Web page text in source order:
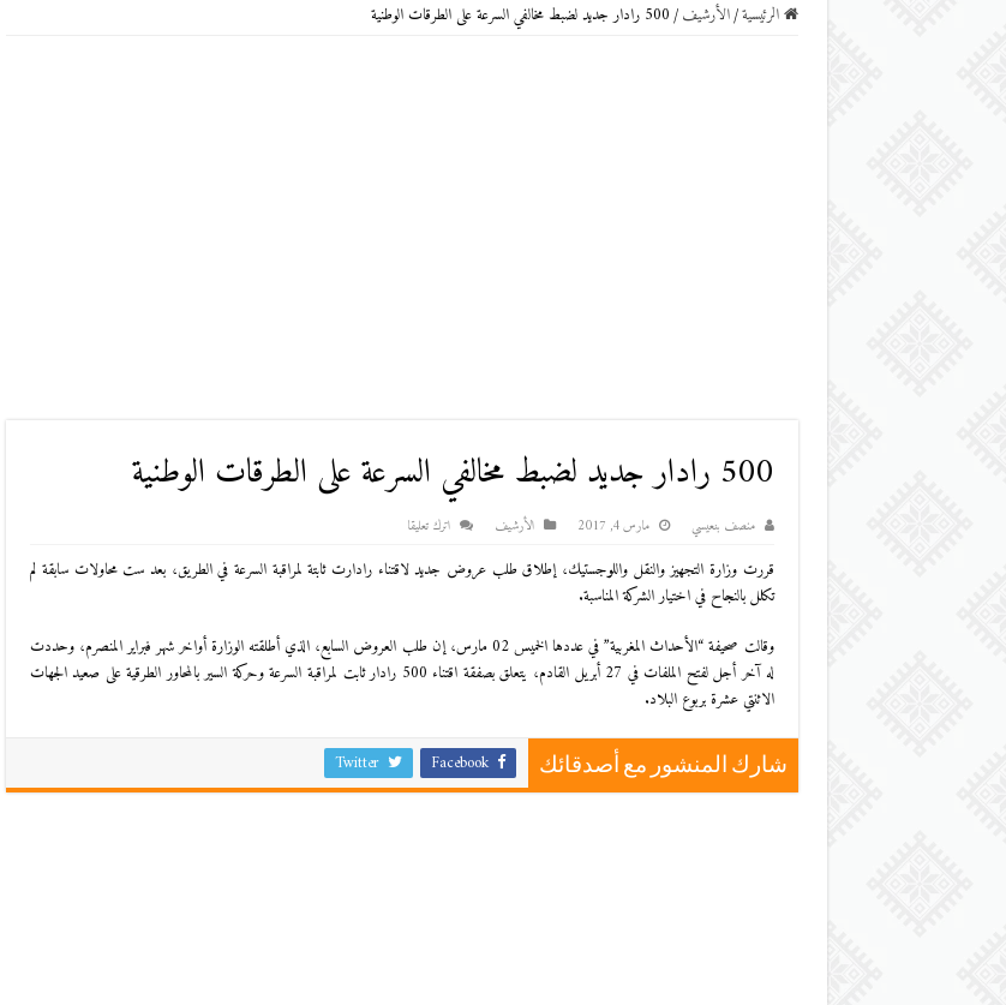
الرئيسية/اﻷرشيف/500 رادار جديد لضبط مخالفي السرعة على الطرقات الوطنية
500 رادار جديد لضبط مخالفي السرعة على الطرقات الوطنية
منصف بنعيسي مارس 4, 2017 اﻷرشيف اترك تعليقا
قررت وزارة التجهيز والنقل واللوجستيك، إطلاق طلب عروض جديد لاقتناء رادارت ثابتة لمراقبة السرعة في الطريق، بعد ست محاولات سابقة لم
تكلل بالنجاح في اختيار الشركة المناسبة.
وقالت صحيفة “الأحداث المغربية” في عددها الخميس 02 مارس، إن طلب العروض السابع، الذي أطلقته الوزارة أواخر شهر فبراير المنصرم، وحددت
له آخر أجل لفتح الملفات في 27 أبريل القادم، يتعلق بصفقة اقتناء 500 رادار ثابت لمراقبة السرعة وحركة السير بالمحاور الطرقية على صعيد الجهات
الاثنتي عشرة بربوع البلاد.
شارك المنشور مع أصدقائك Facebook
Twitter